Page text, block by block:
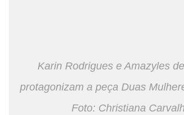
Karin Rodrigues e Amazyles
protagonizam a peça Duas
Foto: Christiana